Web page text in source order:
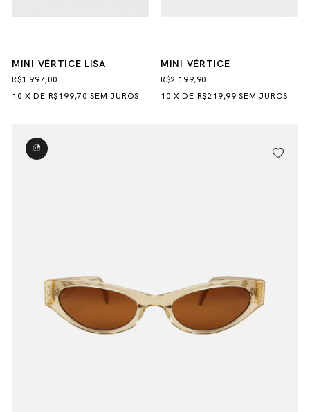
MINI VÉRTICE LISA
R$1.997,00
10 XDE R$199,70 SEM JUROS
MINI VÉRTICE
R$2.199,90
10 XDE R$219,99 SEM JUROS